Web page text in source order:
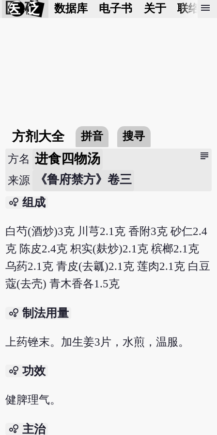
医 砭 数据库 电子书 关于 联络我
menu
方剂大全 拼音 搜寻
subject
方名 进食四物汤
来源 《鲁府禁方》卷三
bubble_chart 组成
白芍(酒炒)3克 川芎2.1克 香附3克 砂仁2.4
克 陈皮2.4克 枳实(麸炒)2.1克 槟榔2.1克
乌药2.1克 青皮(去瓤)2.1克 莲肉2.1克 白豆
蔻(去壳) 青木香各1.5克
bubble_chart 制法用量
上药锉末。加生姜3片，水煎，温服。
bubble_chart 功效
健脾理气。
bubble_chart 主治